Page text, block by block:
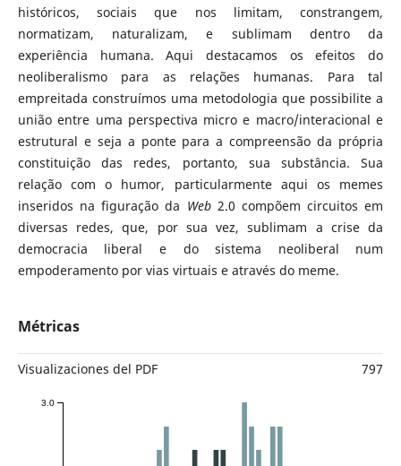
históricos, sociais que nos limitam, constrangem,
normatizam, naturalizam, e sublimam dentro da
experiência humana. Aqui destacamos os efeitos do
neoliberalismo para as relações humanas. Para tal
empreitada construímos uma metodologia que possibilite a
união entre uma perspectiva micro e macro/interacional e
estrutural e seja a ponte para a compreensão da própria
constituição das redes, portanto, sua substância. Sua
relação com o humor, particularmente aqui os memes
inseridos na figuração da Web2.0 compõem circuitos em
diversas redes, que, por sua vez, sublimam a crise da
democracia liberal e do sistema neoliberal num
empoderamento por vias virtuais e através do meme.
Métricas
Visualizaciones del PDF 797
3.0